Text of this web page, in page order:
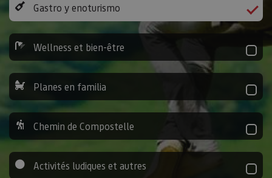
Gastro y enoturismo
Wellness et bien-être
Planes en familia
Chemin de Compostelle
Activités ludiques et autres